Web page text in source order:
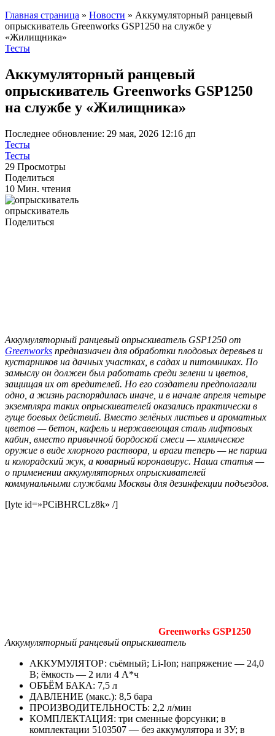
Главная страница » Новости » Аккумуляторный ранцевый
опрыскиватель Greenworks GSP1250 на службе у
«Жилищника»
Тесты
Аккумуляторный ранцевый
опрыскиватель Greenworks GSP1250
на службе у «Жилищника»
Последнее обновление: 29 мая, 2026 12:16 дп
Тесты
Тесты
29 Просмотры
Поделиться
10 Мин. чтения
опрыскиватель
Поделиться
Аккумуляторный ранцевый опрыскиватель GSP1250 от
Greenworks предназначен для обработки плодовых деревьев и
кустарников на дачных участках, в садах и питомниках. По
замыслу он должен был работать среди зелени и цветов,
защищая их от вредителей. Но его создатели предполагали
одно, а жизнь распорядилась иначе, и в начале апреля четыре
экземпляра таких опрыскивателей оказались практически в
гуще боевых действий. Вместо зелёных листьев и ароматных
цветов — бетон, кафель и нержавеющая сталь лифтовых
кабин, вместо привычной бордоской смеси — химическое
оружие в виде хлорного раствора, и враги теперь — не парша
и колорадский жук, а коварный коронавирус. Наша статья —
о применении аккумуляторных опрыскивателей
коммунальными службами Москвы для дезинфекции подъездов.
[lyte id=»PCiBHRCLz8k» /]
Greenworks GSP1250
Аккумуляторный ранцевый опрыскиватель
АККУМУЛЯТОР: съёмный; Li-Ion; напряжение — 24,0
В; ёмкость — 2 или 4 А*ч
ОБЪЁМ БАКА: 7,5 л
ДАВЛЕНИЕ (макс.): 8,5 бара
ПРОИЗВОДИТЕЛЬНОСТЬ: 2,2 л/мин
КОМПЛЕКТАЦИЯ: три сменные форсунки; в
комплектации 5103507 — без аккумулятора и ЗУ; в